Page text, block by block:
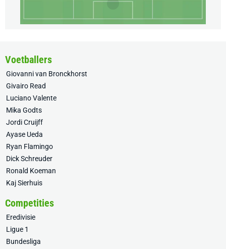
Voetballers
Giovanni van Bronckhorst
Givairo Read
Luciano Valente
Mika Godts
Jordi Cruijff
Ayase Ueda
Ryan Flamingo
Dick Schreuder
Ronald Koeman
Kaj Sierhuis
Competities
Eredivisie
Ligue 1
Bundesliga